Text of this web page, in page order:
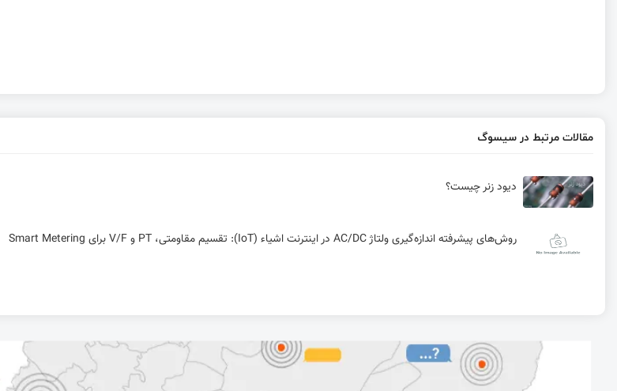
مقالات مرتبط در سیسوگ
دیود زنر چیست؟
روش‌های پیشرفته اندازه‌گیری ولتاژ AC/DC در اینترنت اشیاء (IoT): تقسیم مقاومتی، PT و V/F برای Smart Metering